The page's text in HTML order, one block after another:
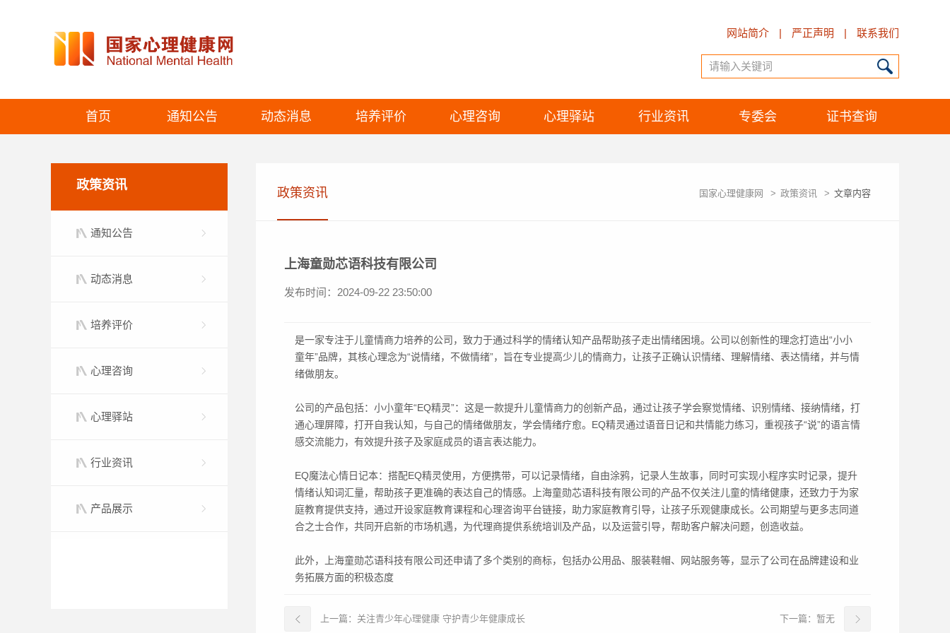
网站简介 | 严正声明 | 联系我们
首页 通知公告 动态消息 培养评价 心理咨询 心理驿站 行业资讯 专委会 证书查询
政策资讯
通知公告
动态消息
培养评价
心理咨询
心理驿站
行业资讯
产品展示
政策资讯 国家心理健康网 > 政策资讯 > 文章内容
上海童勋芯语科技有限公司
发布时间：2024-09-22 23:50:00
是一家专注于儿童情商力培养的公司，致力于通过科学的情绪认知产品帮助孩子走出情绪困境。公司以创新性的理念打造出“小小
童年”品牌，其核心理念为“说情绪，不做情绪”，旨在专业提高少儿的情商力，让孩子正确认识情绪、理解情绪、表达情绪，并与情
绪做朋友。
公司的产品包括：小小童年“EQ精灵”：这是一款提升儿童情商力的创新产品，通过让孩子学会察觉情绪、识别情绪、接纳情绪，打
通心理屏障，打开自我认知，与自己的情绪做朋友，学会情绪疗愈。EQ精灵通过语音日记和共情能力练习，重视孩子“说”的语言情
感交流能力，有效提升孩子及家庭成员的语言表达能力。
EQ魔法心情日记本：搭配EQ精灵使用，方便携带，可以记录情绪，自由涂鸦，记录人生故事，同时可实现小程序实时记录，提升
情绪认知词汇量，帮助孩子更准确的表达自己的情感。上海童勋芯语科技有限公司的产品不仅关注儿童的情绪健康，还致力于为家
庭教育提供支持，通过开设家庭教育课程和心理咨询平台链接，助力家庭教育引导，让孩子乐观健康成长。公司期望与更多志同道
合之士合作，共同开启新的市场机遇，为代理商提供系统培训及产品，以及运营引导，帮助客户解决问题，创造收益。
此外，上海童勋芯语科技有限公司还申请了多个类别的商标，包括办公用品、服装鞋帽、网站服务等，显示了公司在品牌建设和业
务拓展方面的积极态度
上一篇： 关注青少年心理健康 守护青少年健康成长 下一篇： 暂无